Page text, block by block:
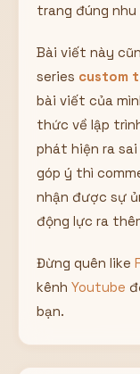
trang đúng
Bài viết này
series custom
bài viết của
thức về lập
phát hiện ra
góp ý thì
nhận được sự
động lực ra
Đừng quên like
kênh Youtube
bạn.